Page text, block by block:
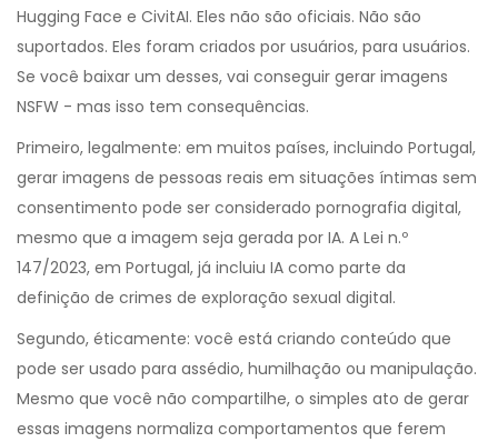
Hugging Face e CivitAI. Eles não são oficiais. Não são
suportados. Eles foram criados por usuários, para usuários.
Se você baixar um desses, vai conseguir gerar imagens
NSFW - mas isso tem consequências.
Primeiro, legalmente: em muitos países, incluindo Portugal,
gerar imagens de pessoas reais em situações íntimas sem
consentimento pode ser considerado pornografia digital,
mesmo que a imagem seja gerada por IA. A Lei n.º
147/2023, em Portugal, já incluiu IA como parte da
definição de crimes de exploração sexual digital.
Segundo, éticamente: você está criando conteúdo que
pode ser usado para assédio, humilhação ou manipulação.
Mesmo que você não compartilhe, o simples ato de gerar
essas imagens normaliza comportamentos que ferem